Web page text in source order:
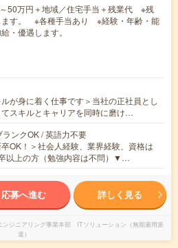
50万円＋地域／住宅手当＋残業代 ※残
ます。 ※各種手当あり ※経験・年齢・能
・優遇します。
が身に着く仕事です＞当社の正社員とし
スキルとキャリアを同時に磨け…
ンクOK / 英語力不要
OK！＞社会人経験、業界経験、資格は
以上の方（勉強内容は不問）▼…
応募へ進む 詳しく見る
ジニアリング事業本部 ITソリューション（無期雇用派
遣）